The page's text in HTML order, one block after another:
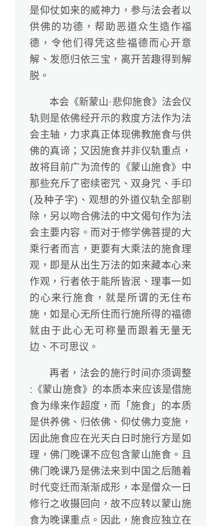
是仰仗如来的威神力，参与法会者以
供佛的功德，帮助恶道众生造作福
德，令他们得凭这些福德而心开意
解、发愿归依三宝，离开苦趣得到解
脱。
本会《新蒙山·悲仰施食》法会仪
轨则是依佛经开示的救度方法作为法
会主轴，力求真正体现佛教施食与供
佛的真谛；又因施食并非仪轨重点，
故将目前广为流传的《蒙山施食》中
那些充斥了密续密咒、双身咒、手印
(及种子字)、观想的外道仪轨全部剔
除，另以吻合佛法的中文偈句作为法
会主要内容。而对于修学佛菩提的大
乘行者而言，更要有大乘法的施食理
观，即是从出生万法的如来藏本心来
作观，行者依于能所皆泯、理事一如
的心来行施食，就是所谓的无住布
施，如是心无所住而行施所得的福德
就由于此心无可称量而跟着无量无
边、不可思议。
再者，法会的施行时间亦须调整
:《蒙山施食》的本质本来应该是借施
食为缘来作超度，而「施食」的本质
是供养佛、归依佛、仰仗佛力变施，
因此施食应在光天白日时施行方是如
理，佛门晚课不应包含蒙山施食。且
佛门晚课乃是佛法来到中国之后随着
时代变迁而渐渐成形，本是僧众一日
修行之收摄回向，故不应转以蒙山施
食为晚课重点。因此，施食应独立在